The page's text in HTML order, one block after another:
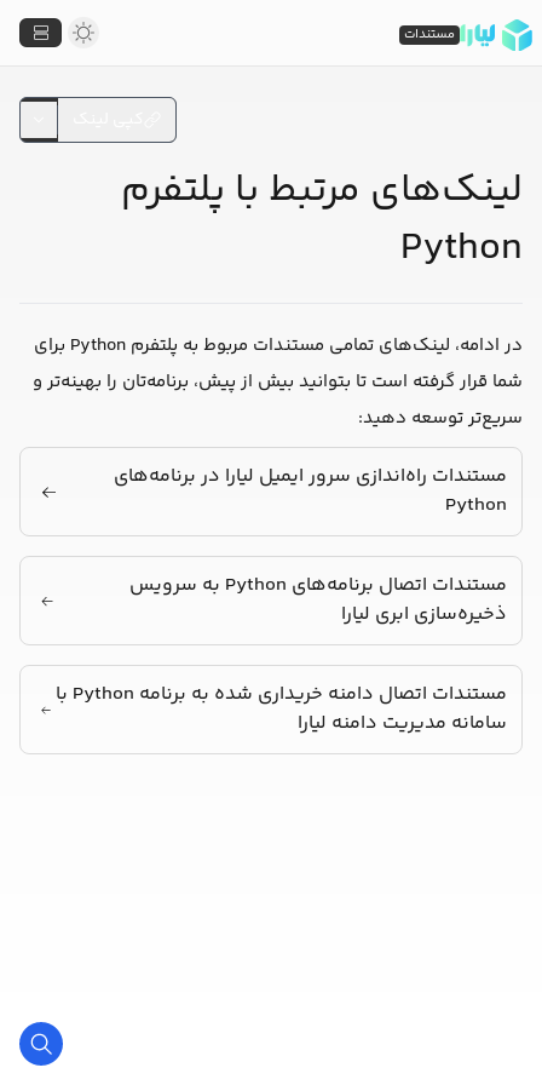
لینک‌های مرتبط با پلتفرم
Python
در ادامه، لینک‌های تمامی مستندات مربوط به پلتفرم Python برای
شما قرار گرفته است تا بتوانید بیش از پیش، برنامه‌تان را بهینه‌تر و
سریع‌تر توسعه دهید:
مستندات راه‌اندازی سرور ایمیل لیارا در برنامه‌های
Python
مستندات اتصال برنامه‌های Python به سرویس
ذخیره‌سازی ابری لیارا
مستندات اتصال دامنه خریداری شده به برنامه Python با
سامانه مدیریت دامنه لیارا
مستندات